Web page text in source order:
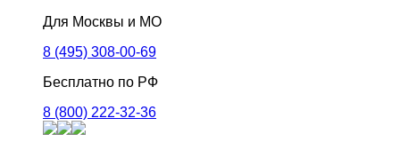
Для Москвы и МО
8 (495) 308-00-69
Бесплатно по РФ
8 (800) 222-32-36